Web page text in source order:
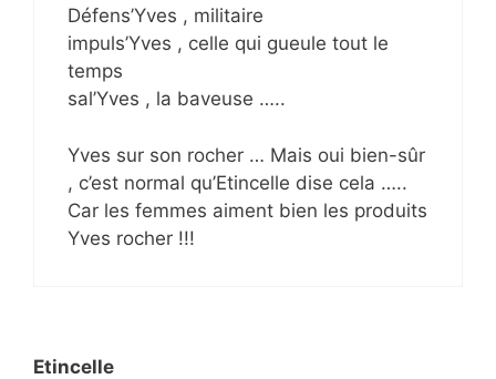
Défens’Yves , militaire
impuls’Yves , celle qui gueule tout le
temps
sal’Yves , la baveuse …..
Yves sur son rocher … Mais oui bien-sûr
, c’est normal qu’Etincelle dise cela …..
Car les femmes aiment bien les produits
Yves rocher !!!
Etincelle